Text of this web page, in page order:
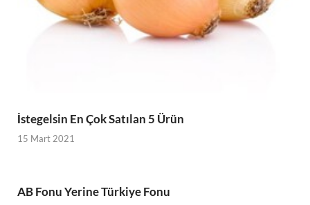
İstegelsin En Çok Satılan 5 Ürün
15 Mart 2021
AB Fonu Yerine Türkiye Fonu